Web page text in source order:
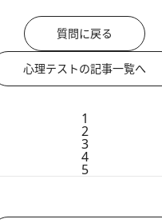
質問に戻る
心理テストの記事一覧へ
1
2
3
4
5